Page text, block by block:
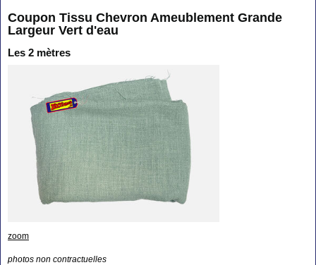
Coupon Tissu Chevron Ameublement Grande
Largeur Vert d'eau
Les 2 mètres
zoom
photos non contractuelles